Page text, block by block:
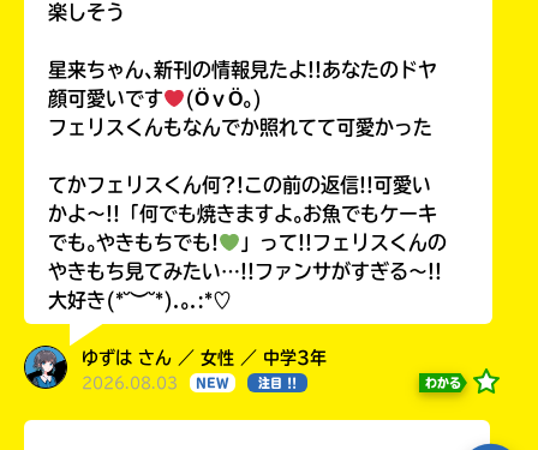
楽しそう
星来ちゃん､新刊の情報見たよ!!あなたのドヤ
顔可愛いです
(ӦｖӦ｡)
フェリスくんもなんでか照れてて可愛かった
てかフェリスくん何?!この前の返信!!可愛い
かよ〜!!「何でも焼きますよ｡お魚でもケーキ
でも｡やきもちでも!
」って!!フェリスくんの
やきもち見てみたい…!!ファンサがすぎる〜!!
大好き(*˘︶˘*).｡.:*♡
ゆずは さん ／ 女性 ／ 中学3年
2026.08.03 NEW 注目 !! わかる